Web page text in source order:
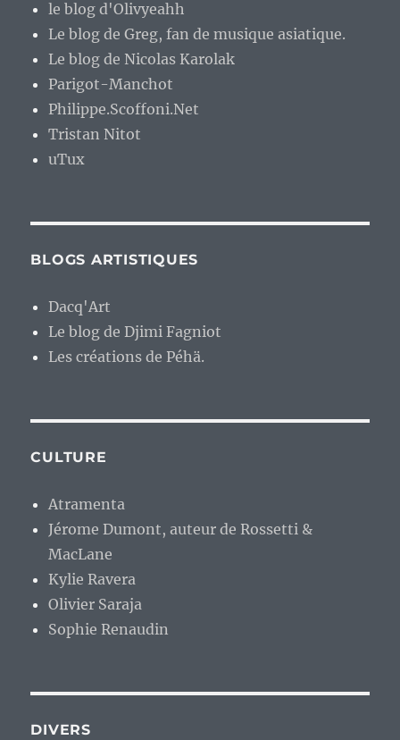
le blog d'Olivyeahh
Le blog de Greg, fan de musique asiatique.
Le blog de Nicolas Karolak
Parigot-Manchot
Philippe.Scoffoni.Net
Tristan Nitot
uTux
BLOGS ARTISTIQUES
Dacq'Art
Le blog de Djimi Fagniot
Les créations de Péhä.
CULTURE
Atramenta
Jérome Dumont, auteur de Rossetti &
MacLane
Kylie Ravera
Olivier Saraja
Sophie Renaudin
DIVERS